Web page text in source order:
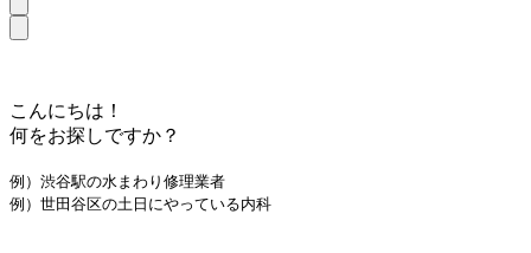
こんにちは！
何をお探しですか？
例）渋谷駅の水まわり修理業者
例）世田谷区の土日にやっている内科